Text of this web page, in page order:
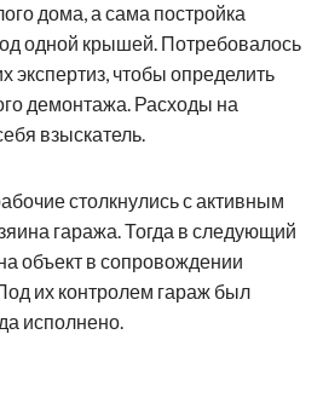
дома, а сама постройка
одной крышей. Потребовалось
экспертиз, чтобы определить
демонтажа. Расходы на
взыскатель.
столкнулись с активным
гаража. Тогда в следующий
объект в сопровождении
их контролем гараж был
исполнено.